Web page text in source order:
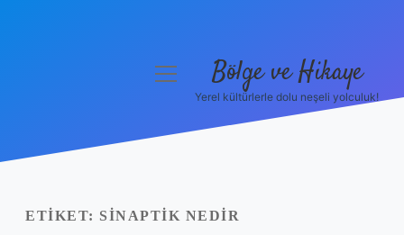
Yasal Uyarı
menüyü
Bölge ve Hikaye
Yerel kültürlerle dolu neşeli yolculuk!
ETIKET: SINAPTIK NEDIR